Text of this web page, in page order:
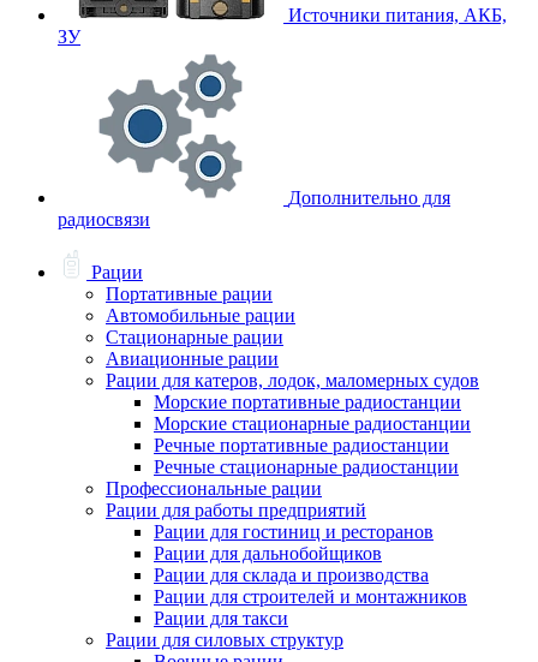
Источники питания, АКБ,
ЗУ
Дополнительно для
радиосвязи
Рации
Портативные рации
Автомобильные рации
Стационарные рации
Авиационные рации
Рации для катеров, лодок, маломерных судов
Морские портативные радиостанции
Морские стационарные радиостанции
Речные портативные радиостанции
Речные стационарные радиостанции
Профессиональные рации
Рации для работы предприятий
Рации для гостиниц и ресторанов
Рации для дальнобойщиков
Рации для склада и производства
Рации для строителей и монтажников
Рации для такси
Рации для силовых структур